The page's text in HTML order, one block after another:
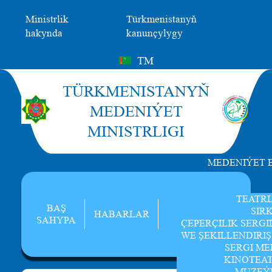
Ministrlik
hakynda
Türkmenistanyň
kanunçylygy
TM
TÜRKMENISTANYŇ
MEDENIÝET
MINISTRLIGI
BAŞ
SAHYPA
HABARLAR
MEDENIÝET
ÇEPERÇILIK
WE
SERGI